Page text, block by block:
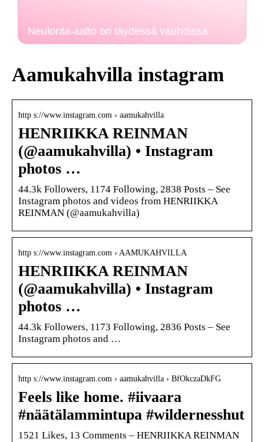
Neulonta-aalto on täydessä vauhdissa
Aamukahvilla instagram
http s://www.instagram.com › aamukahvilla
HENRIIKKA REINMAN
(@aamukahvilla) • Instagram
photos …
44.3k Followers, 1174 Following, 2838 Posts – See
Instagram photos and videos from HENRIIKKA
REINMAN (@aamukahvilla)
http s://www.instagram.com › AAMUKAHVILLA
HENRIIKKA REINMAN
(@aamukahvilla) • Instagram
photos …
44.3k Followers, 1173 Following, 2836 Posts – See
Instagram photos and …
http s://www.instagram.com › aamukahvilla › BfOkczaDkFG
Feels like home. #iivaara
#näätälammintupa #wildernesshut
1521 Likes, 13 Comments – HENRIIKKA REINMAN